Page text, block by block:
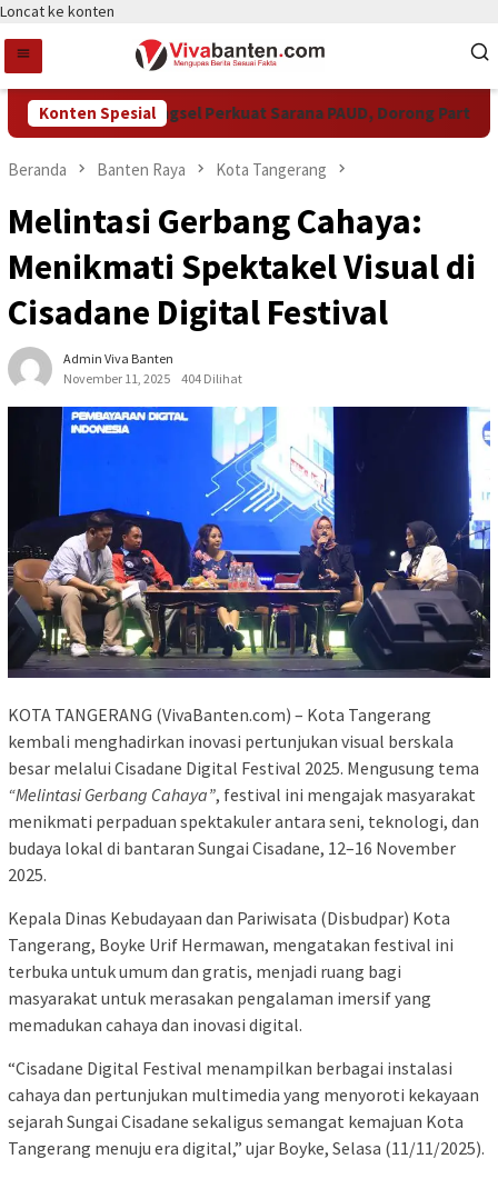
Loncat ke konten
Konten Spesial
Pemkot Tangsel Perkuat Sarana PAUD, Dorong Partisipasi
Beranda Banten Raya Kota Tangerang
Melintasi Gerbang Cahaya:
Menikmati Spektakel Visual di
Cisadane Digital Festival
Admin Viva Banten
November 11, 2025
404 Dilihat
KOTA TANGERANG (VivaBanten.com) – Kota Tangerang
kembali menghadirkan inovasi pertunjukan visual berskala
besar melalui Cisadane Digital Festival 2025. Mengusung tema
“Melintasi Gerbang Cahaya”, festival ini mengajak masyarakat
menikmati perpaduan spektakuler antara seni, teknologi, dan
budaya lokal di bantaran Sungai Cisadane, 12–16 November
2025.
Kepala Dinas Kebudayaan dan Pariwisata (Disbudpar) Kota
Tangerang, Boyke Urif Hermawan, mengatakan festival ini
terbuka untuk umum dan gratis, menjadi ruang bagi
masyarakat untuk merasakan pengalaman imersif yang
memadukan cahaya dan inovasi digital.
“Cisadane Digital Festival menampilkan berbagai instalasi
cahaya dan pertunjukan multimedia yang menyoroti kekayaan
sejarah Sungai Cisadane sekaligus semangat kemajuan Kota
Tangerang menuju era digital,” ujar Boyke, Selasa (11/11/2025).